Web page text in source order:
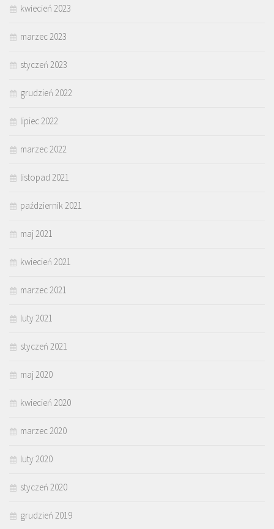
kwiecień 2023
marzec 2023
styczeń 2023
grudzień 2022
lipiec 2022
marzec 2022
listopad 2021
październik 2021
maj 2021
kwiecień 2021
marzec 2021
luty 2021
styczeń 2021
maj 2020
kwiecień 2020
marzec 2020
luty 2020
styczeń 2020
grudzień 2019